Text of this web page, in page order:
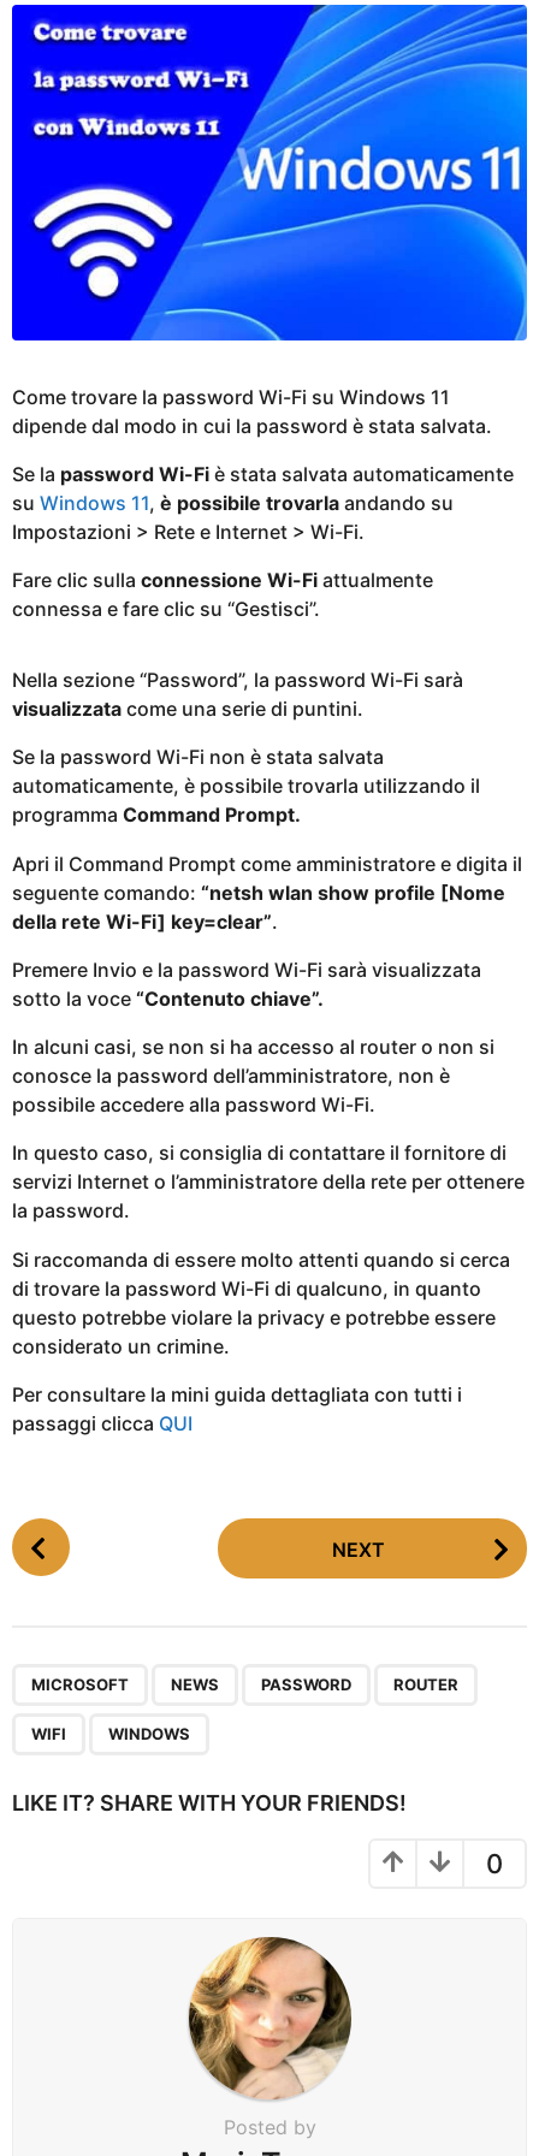
Come trovare la password Wi-Fi su Windows 11
dipende dal modo in cui la password è stata salvata.
Se la password Wi-Fi è stata salvata automaticamente
su Windows 11, è possibile trovarla andando su
Impostazioni > Rete e Internet > Wi-Fi.
Fare clic sulla connessione Wi-Fi attualmente
connessa e fare clic su “Gestisci”.
Nella sezione “Password”, la password Wi-Fi sarà
visualizzata come una serie di puntini.
Se la password Wi-Fi non è stata salvata
automaticamente, è possibile trovarla utilizzando il
programma Command Prompt.
Apri il Command Prompt come amministratore e digita il
seguente comando: “netsh wlan show profile [Nome
della rete Wi-Fi] key=clear”.
Premere Invio e la password Wi-Fi sarà visualizzata
sotto la voce “Contenuto chiave”.
In alcuni casi, se non si ha accesso al router o non si
conosce la password dell’amministratore, non è
possibile accedere alla password Wi-Fi.
In questo caso, si consiglia di contattare il fornitore di
servizi Internet o l’amministratore della rete per ottenere
la password.
Si raccomanda di essere molto attenti quando si cerca
di trovare la password Wi-Fi di qualcuno, in quanto
questo potrebbe violare la privacy e potrebbe essere
considerato un crimine.
Per consultare la mini guida dettagliata con tutti i
passaggi clicca QUI
P
o
a
NEXT
MICROSOFT NEWS PASSWORD ROUTER
WIFI WINDOWS
LIKE IT? SHARE WITH YOUR FRIENDS!
0
Posted by